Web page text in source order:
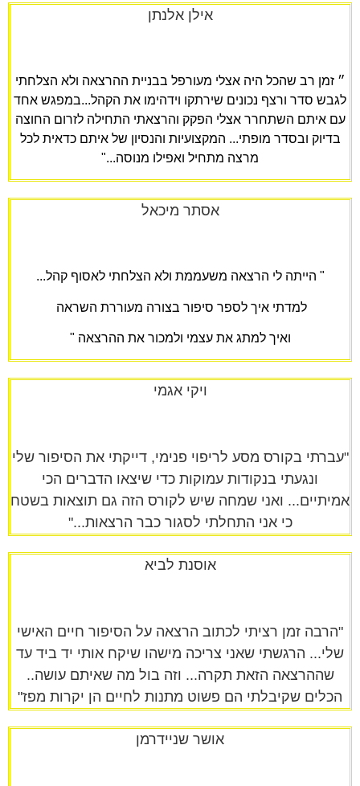
אילן אלנתן
״ זמן רב שהכל היה אצלי מעורפל בבניית ההרצאה ולא הצלחתי
לגבש סדר ורצף נכונים שירתקו וידהימו את הקהל...במפגש אחד
עם איתם השתחרר אצלי הפקק והרצאתי התחילה לזרום החוצה
בדיוק ובסדר מופתי... המקצועיות והנסיון של איתם כדאית לכל
מרצה מתחיל ואפילו מנוסה..."
אסתר מיכאל
" הייתה לי הרצאה משעממת ולא הצלחתי לאסוף קהל...
למדתי איך לספר סיפור בצורה מעוררת השראה
ואיך למתג את עצמי ולמכור את ההרצאה "
ויקי אגמי
"עברתי בקורס מסע לריפוי פנימי, דייקתי את הסיפור שלי
ונגעתי בנקודות עמוקות כדי שיצאו הדברים הכי
אמיתיים... ואני שמחה שיש לקורס הזה גם תוצאות בשטח
כי אני התחלתי לסגור כבר הרצאות..."
אוסנת לביא
"הרבה זמן רציתי לכתוב הרצאה על הסיפור חיים האישי
שלי... הרגשתי שאני צריכה מישהו שיקח אותי יד ביד עד
שההרצאה הזאת תקרה... וזה בול מה שאיתם עושה..
הכלים שקיבלתי הם פשוט מתנות לחיים הן יקרות מפז"
אושר שניידרמן